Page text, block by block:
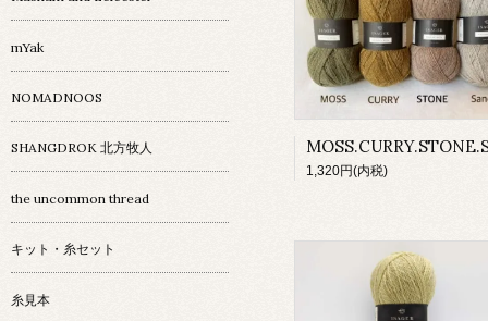
1,320円(内税)
mYak
NOMADNOOS
SHANGDROK 北方牧人
the uncommon thread
キット・糸セット
糸見本